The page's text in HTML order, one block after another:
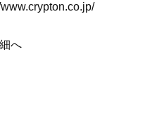
www.crypton.co.jp/
へ